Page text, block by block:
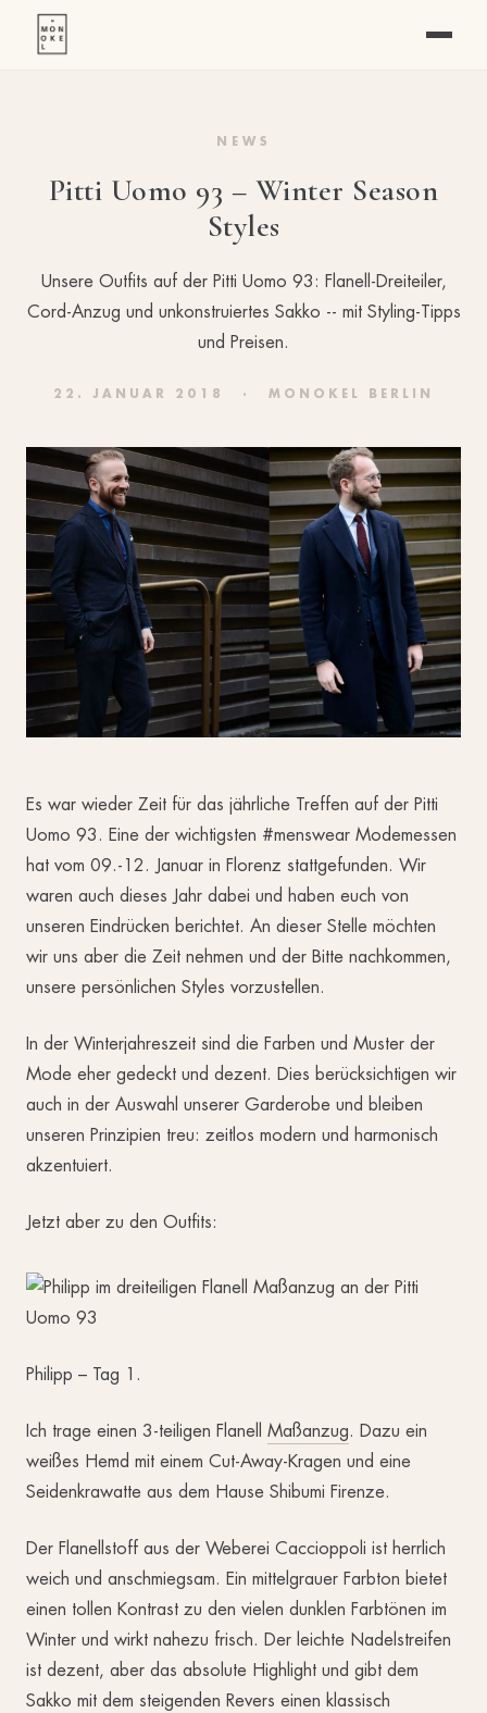
NEWS
Pitti Uomo 93 – Winter Season
Styles
Unsere Outfits auf der Pitti Uomo 93: Flanell-Dreiteiler,
Cord-Anzug und unkonstruiertes Sakko -- mit Styling-Tipps
und Preisen.
22. JANUAR 2018 · MONOKEL BERLIN
Es war wieder Zeit für das jährliche Treffen auf der Pitti
Uomo 93. Eine der wichtigsten #menswear Modemessen
hat vom 09.-12. Januar in Florenz stattgefunden. Wir
waren auch dieses Jahr dabei und haben euch von
unseren Eindrücken berichtet. An dieser Stelle möchten
wir uns aber die Zeit nehmen und der Bitte nachkommen,
unsere persönlichen Styles vorzustellen.
In der Winterjahreszeit sind die Farben und Muster der
Mode eher gedeckt und dezent. Dies berücksichtigen wir
auch in der Auswahl unserer Garderobe und bleiben
unseren Prinzipien treu: zeitlos modern und harmonisch
akzentuiert.
Jetzt aber zu den Outfits:
Philipp – Tag 1.
Ich trage einen 3-teiligen Flanell Maßanzug. Dazu ein
weißes Hemd mit einem Cut-Away-Kragen und eine
Seidenkrawatte aus dem Hause Shibumi Firenze.
Der Flanellstoff aus der Weberei Caccioppoli ist herrlich
weich und anschmiegsam. Ein mittelgrauer Farbton bietet
einen tollen Kontrast zu den vielen dunklen Farbtönen im
Winter und wirkt nahezu frisch. Der leichte Nadelstreifen
ist dezent, aber das absolute Highlight und gibt dem
Sakko mit dem steigenden Revers einen klassisch